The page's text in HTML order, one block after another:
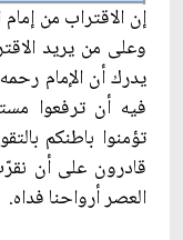
إن الاقتراب من
وعلى من يريد
يدرك أن الإمام
فيه أن ترفعوا
تؤمنوا باطنكم
قادرون على أن
العصر أرواحنا فداه.